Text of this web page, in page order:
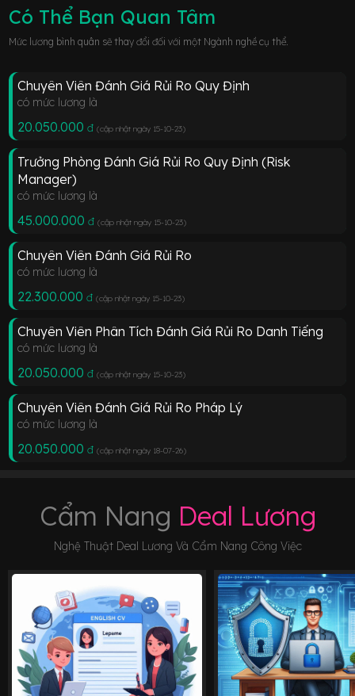
Có Thể Bạn Quan Tâm
Mức lương bình quân sẽ thay đổi đối với một Ngành nghề cụ thể.
Chuyên Viên Đánh Giá Rủi Ro Quy Định
có mức lương là
20.050.000 đ (cập nhật ngày 15-10-23)
Trưởng Phòng Đánh Giá Rủi Ro Quy Định (Risk
Manager)
có mức lương là
45.000.000 đ (cập nhật ngày 15-10-23)
Chuyên Viên Đánh Giá Rủi Ro
có mức lương là
22.300.000 đ (cập nhật ngày 15-10-23)
Chuyên Viên Phân Tích Đánh Giá Rủi Ro Danh Tiếng
có mức lương là
20.050.000 đ (cập nhật ngày 15-10-23)
Chuyên Viên Đánh Giá Rủi Ro Pháp Lý
có mức lương là
20.050.000 đ (cập nhật ngày 18-07-26)
Cẩm Nang Deal Lương
Nghệ Thuật Deal Lương Và Cẩm Nang Công Việc